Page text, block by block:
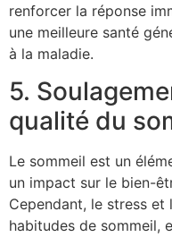
renforcer la réponse
une meilleure santé
à la maladie.
5.
qualité du
Le sommeil est un
un impact sur le bien-
Cependant, le stress et
habitudes de sommeil,